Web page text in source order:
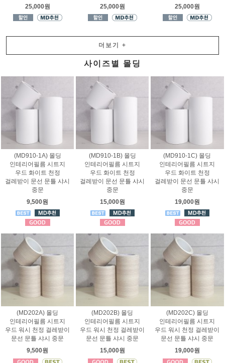
25,000원
25,000원
25,000원
더보기 +
사이즈별 몰딩
(MD910-1A) 몰딩
인테리어필름 시트지
우드 화이트 천정
걸레받이 문선 문틀 샤시
중문
9,500원
(MD910-1B) 몰딩
인테리어필름 시트지
우드 화이트 천정
걸레받이 문선 문틀 샤시
중문
15,000원
(MD910-1C) 몰딩
인테리어필름 시트지
우드 화이트 천정
걸레받이 문선 문틀 샤시
중문
19,000원
(MD202A) 몰딩
인테리어필름 시트지
우드 워시 천정 걸레받이
문선 문틀 샤시 중문
9,500원
(MD202B) 몰딩
인테리어필름 시트지
우드 워시 천정 걸레받이
문선 문틀 샤시 중문
15,000원
(MD202C) 몰딩
인테리어필름 시트지
우드 워시 천정 걸레받이
문선 문틀 샤시 중문
19,000원